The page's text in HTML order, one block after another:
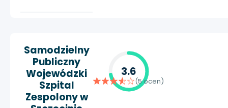
Samodzielny
Publiczny
Wojewódzki
Szpital
Zespolony w
3.6
(5 ocen)